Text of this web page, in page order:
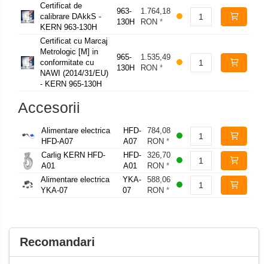
Certificat de
calibrare DAkkS -
KERN 963-130H
963-
130H
1.764,18
RON *
Certificat cu Marcaj
Metrologic [M] in
conformitate cu
NAWI (2014/31/EU)
- KERN 965-130H
965-
130H
1.535,49
RON *
Accesorii
Alimentare electrica
HFD-A07
HFD-
A07
784,08
RON *
Carlig KERN HFD-
A01
HFD-
A01
326,70
RON *
Alimentare electrica
YKA-07
YKA-
07
588,06
RON *
Recomandari